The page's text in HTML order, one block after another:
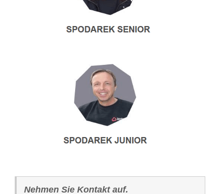
Nehmen Sie Kontakt auf.